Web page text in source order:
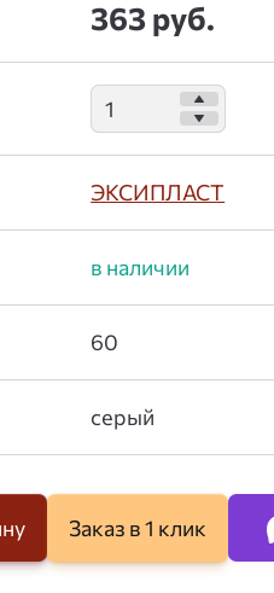
363 руб.
ЭКСИПЛАСТ
Заказ в 1 клик